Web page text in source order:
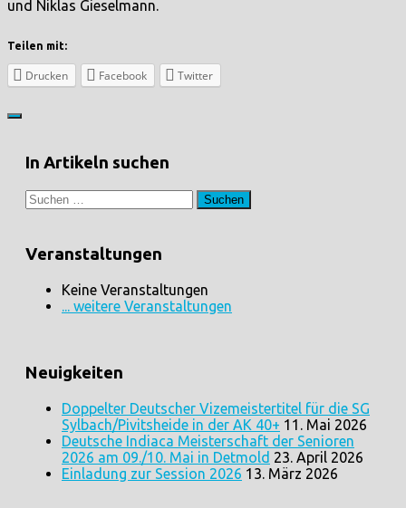
und Niklas Gieselmann.
Teilen mit:
Drucken Facebook Twitter
In Artikeln suchen
Suchen
nach:
Veranstaltungen
Keine Veranstaltungen
... weitere Veranstaltungen
Neuigkeiten
Doppelter Deutscher Vizemeistertitel für die SG
Sylbach/Pivitsheide in der AK 40+ 11. Mai 2026
Deutsche Indiaca Meisterschaft der Senioren
2026 am 09./10. Mai in Detmold 23. April 2026
Einladung zur Session 2026 13. März 2026